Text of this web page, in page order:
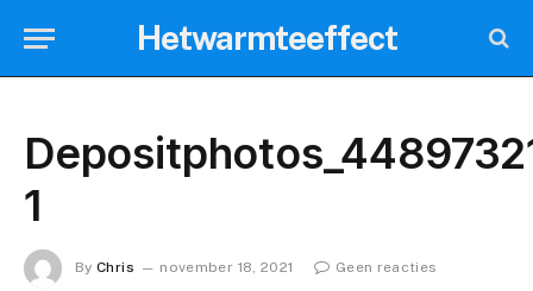
Hetwarmteeffect
1
By Chris november 18, 2021
Geen reacties